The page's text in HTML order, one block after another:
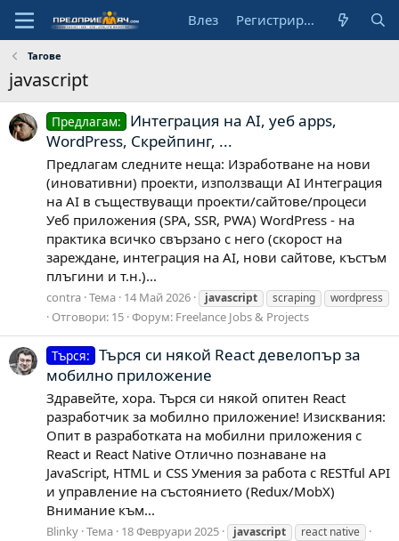
Влез Регистрирай се
Тагове
javascript
Предлагам:
Интеграция на AI, уеб apps,
WordPress, Скрейпинг, ...
Предлагам следните неща: Изработване на нови
(иновативни) проекти, използващи AI Интеграция
на AI в съществуващи проекти/сайтове/процеси
Уеб приложения (SPA, SSR, PWA) WordPress - на
практика всичко свързано с него (скорост на
зареждане, интеграция на AI, нови сайтове, къстъм
плъгини и т.н.)...
contra Тема 14 Май 2026 javascript scraping wordpress
Отговори: 15 Форум: Freelance Jobs & Projects
Търся: Търся си някой React девелопър за
мобилно приложение
Здравейте, хора. Търся си някой опитен React
разработчик за мобилно приложение! Изисквания:
Опит в разработката на мобилни приложения с
React и React Native Отлично познаване на
JavaScript, HTML и CSS Умения за работа с RESTful API
и управление на състоянието (Redux/MobX)
Внимание към...
Blinky Тема 18 Февруари 2025 javascript react native